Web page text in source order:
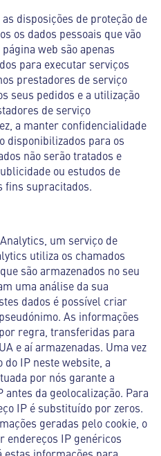
disposições de proteção de
os dados pessoais que vão
web são apenas
para executar serviços
prestadores de serviço
seus pedidos e a utilização
de serviço
a manter confidencialidade
disponibilizados para os
não serão tratados e
ou estudos de
fins supracitados.
um serviço de
utiliza os chamados
são armazenados no seu
uma análise da sua
dados é possível criar
As informações
regra, transferidas para
e aí armazenadas. Uma vez
do IP neste website, a
por nós garante a
da geolocalização. Para
IP é substituído por zeros.
geradas pelo cookie, o
endereços IP genéricos